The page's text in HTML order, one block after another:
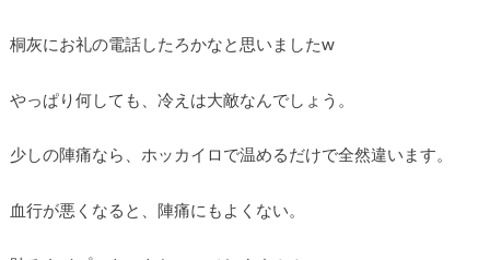
桐灰にお礼の電話したろかなと思いましたw
やっぱり何しても、冷えは大敵なんでしょう。
少しの陣痛なら、ホッカイロで温めるだけで全然違います。
血行が悪くなると、陣痛にもよくない。